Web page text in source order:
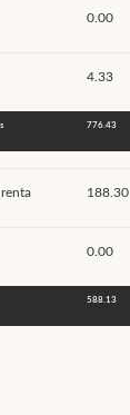
0.00
4.33
776.43
188.30
0.00
588.13